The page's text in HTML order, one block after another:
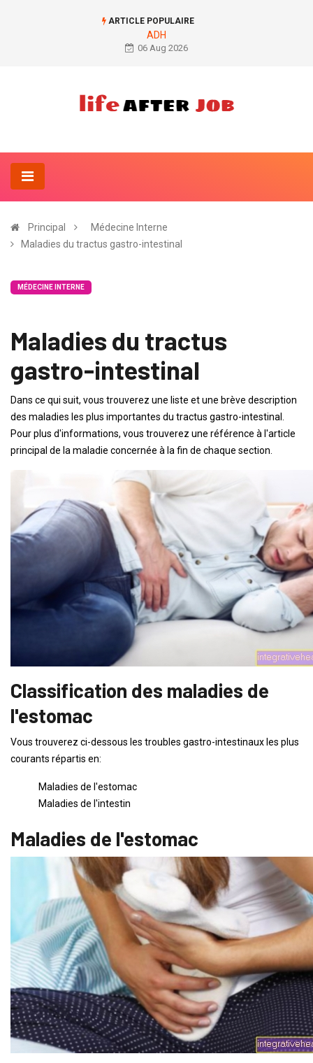
ARTICLE POPULAIRE
ADH
06 Aug 2026
Principal
Médecine Interne
Maladies du tractus gastro-intestinal
MÉDECINE INTERNE
Maladies du tractus
gastro-intestinal
Dans ce qui suit, vous trouverez une liste et une brève description
des maladies les plus importantes du tractus gastro-intestinal.
Pour plus d'informations, vous trouverez une référence à l'article
principal de la maladie concernée à la fin de chaque section.
Classification des maladies de
l'estomac
Vous trouverez ci-dessous les troubles gastro-intestinaux les plus
courants répartis en:
Maladies de l'estomac
Maladies de l'intestin
Maladies de l'estomac